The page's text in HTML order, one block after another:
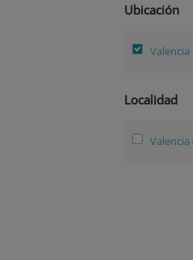
Ubicación
Valencia
Localidad
Valencia